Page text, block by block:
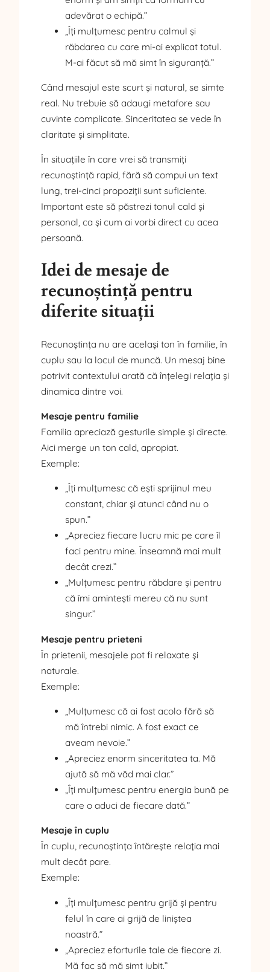
adevărat o echipă.”
„Îți mulțumesc pentru calmul și
răbdarea cu care mi-ai explicat totul.
M-ai făcut să mă simt în siguranță.”
Când mesajul este scurt și natural, se simte
real. Nu trebuie să adaugi metafore sau
cuvinte complicate. Sinceritatea se vede în
claritate și simplitate.
În situațiile în care vrei să transmiți
recunoștință rapid, fără să compui un text
lung, trei-cinci propoziții sunt suficiente.
Important este să păstrezi tonul cald și
personal, ca și cum ai vorbi direct cu acea
persoană.
Idei de mesaje de
recunoștință pentru
diferite situații
Recunoștința nu are același ton în familie, în
cuplu sau la locul de muncă. Un mesaj bine
potrivit contextului arată că înțelegi relația și
dinamica dintre voi.
Mesaje pentru familie
Familia apreciază gesturile simple și directe.
Aici merge un ton cald, apropiat.
Exemple:
„Îți mulțumesc că ești sprijinul meu
constant, chiar și atunci când nu o
spun.”
„Apreciez fiecare lucru mic pe care îl
faci pentru mine. Înseamnă mai mult
decât crezi.”
„Mulțumesc pentru răbdare și pentru
că îmi amintești mereu că nu sunt
singur.”
Mesaje pentru prieteni
În prietenii, mesajele pot fi relaxate și
naturale.
Exemple:
„Mulțumesc că ai fost acolo fără să
mă întrebi nimic. A fost exact ce
aveam nevoie.”
„Apreciez enorm sinceritatea ta. Mă
ajută să mă văd mai clar.”
„Îți mulțumesc pentru energia bună pe
care o aduci de fiecare dată.”
Mesaje în cuplu
În cuplu, recunoștința întărește relația mai
mult decât pare.
Exemple:
„Îți mulțumesc pentru grijă și pentru
felul în care ai grijă de liniștea
noastră.”
„Apreciez eforturile tale de fiecare zi.
Mă fac să mă simt iubit.”